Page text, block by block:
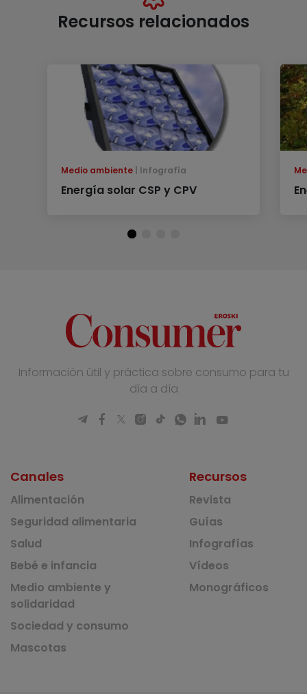
Recursos relacionados
Medio ambiente Infografía
Energía solar CSP y CPV
Información útil y práctica sobre consumo para tu
día a día
Canales
Alimentación
Seguridad alimentaria
Salud
Bebé e infancia
Medio ambiente y
solidaridad
Sociedad y consumo
Mascotas
Recursos
Revista
Guías
Infografías
Vídeos
Monográficos